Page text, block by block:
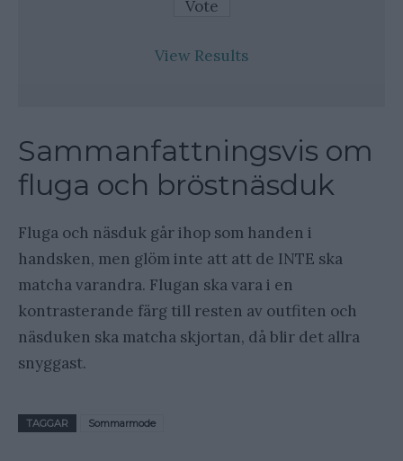
View Results
Sammanfattningsvis om
fluga och bröstnäsduk
Fluga och näsduk går ihop som handen i
handsken, men glöm inte att att de INTE ska
matcha varandra. Flugan ska vara i en
kontrasterande färg till resten av outfiten och
näsduken ska matcha skjortan, då blir det allra
snyggast.
TAGGAR Sommarmode